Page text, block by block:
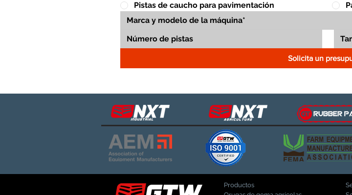
Pistas de caucho para pavimentación
Solicita un
Productos